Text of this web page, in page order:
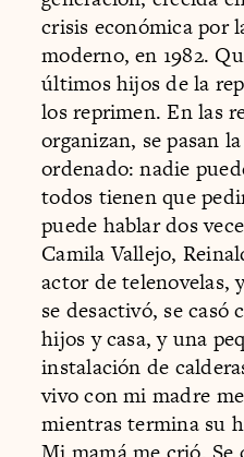
crisis económica por
moderno, en 1982.
últimos hijos de la
los reprimen. En las
organizan, se pasan
ordenado: nadie
todos tienen que
puede hablar dos
Camila Vallejo,
actor de telenovelas,
se desactivó, se
hijos y casa, y una
instalación de
vivo con mi madre
mientras termina su